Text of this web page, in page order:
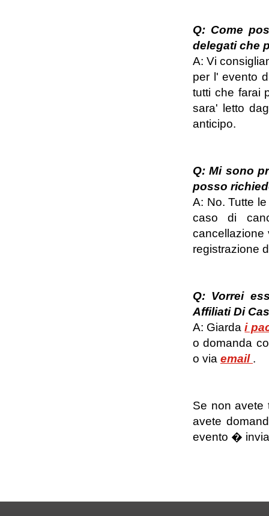
Q: Come
delegati che
A: Vi
per l' evento
tutti che farai
sara' letto
anticipo.
Q: Mi sono
posso
A: No. Tutte
caso di
registrazione
Q: Vorrei
Affiliati Di
A: Giardai
o domanda
o via email .
Se non avete
avete
evento �